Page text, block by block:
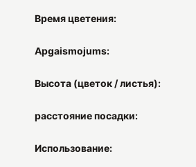
Время цветения:
Apgaismojums:
Высота (цветок / листья):
расстояние посадки:
Использование: